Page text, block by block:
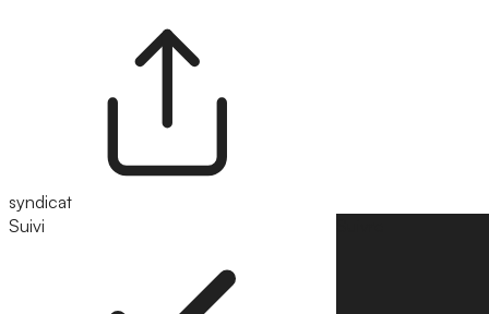
syndicat
Suivi